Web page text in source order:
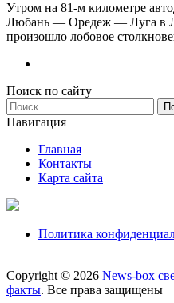
Утром на 81-м километре
Любань — Оредеж — Луга в
произошло лобовое
Поиск по сайту
Найти:
Навигация
Главная
Контакты
Карта сайта
Политика
Copyright © 2026 News-box
факты. Все права защищены